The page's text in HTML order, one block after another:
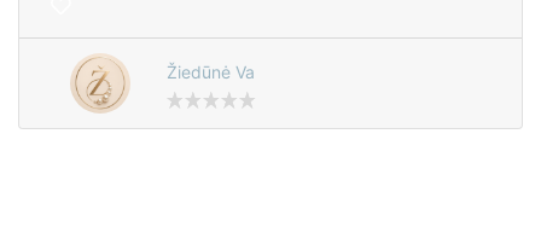
Žiedūnė Va